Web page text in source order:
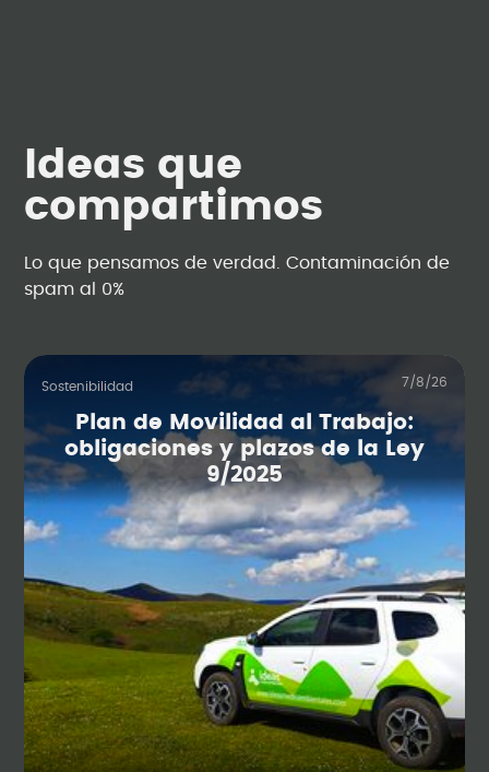
Ideas que
compartimos
Lo que pensamos de verdad. Contaminación de
spam al 0%
Sostenibilidad 7/8/26
Plan de Movilidad al Trabajo:
obligaciones y plazos de la Ley
9/2025